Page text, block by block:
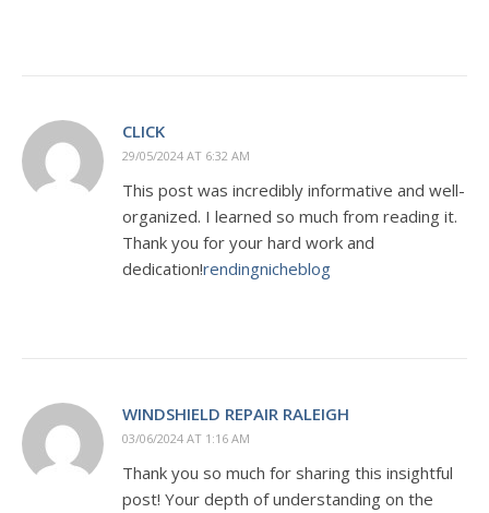
CLICK
29/05/2024 AT 6:32 AM
This post was incredibly informative and well-
organized. I learned so much from reading it.
Thank you for your hard work and
dedication!rendingnicheblog
WINDSHIELD REPAIR RALEIGH
03/06/2024 AT 1:16 AM
Thank you so much for sharing this insightful
post! Your depth of understanding on the